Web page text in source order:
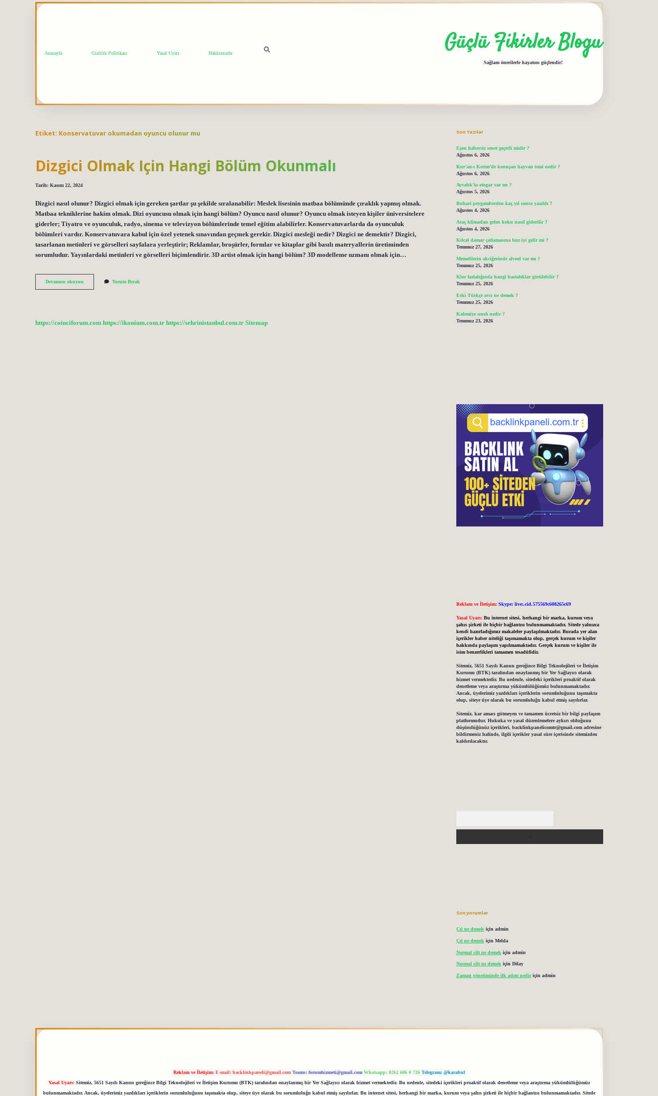
Anasayfa Gizlilik Politikası Yasal Uyarı Hakkımızda Güçlü Fikirler Blogu
Sağlam önerilerle hayatını güçlendir!
Etiket: Konservatuvar okumadan oyuncu olunur mu
Dizgici Olmak Için Hangi Bölüm Okunmalı
Tarih: Kasım 22, 2024
Dizgici nasıl olunur? Dizgici olmak için gereken şartlar şu şekilde sıralanabilir: Meslek lisesinin matbaa bölümünde çıraklık yapmış olmak.
Matbaa tekniklerine hakim olmak. Dizi oyuncusu olmak için hangi bölüm? Oyuncu nasıl olunur? Oyuncu olmak isteyen kişiler üniversitelere
giderler; Tiyatro ve oyunculuk, radyo, sinema ve televizyon bölümlerinde temel eğitim alabilirler. Konservatuvarlarda da oyunculuk
bölümleri vardır. Konservatuvara kabul için özel yetenek sınavından geçmek gerekir. Dizgici mesleği nedir? Dizgici ne demektir? Dizgici,
tasarlanan metinleri ve görselleri sayfalara yerleştirir; Reklamlar, broşürler, formlar ve kitaplar gibi basılı materyallerin üretiminden
sorumludur. Yayınlardaki metinleri ve görselleri biçimlendirir. 3D artist olmak için hangi bölüm? 3D modelleme uzmanı olmak için…
Devamını okuyun
Olmak
Yorum Bırak
https://coinciforum.com https://ikonium.com.tr https://sehrinistanbul.com.tr Sitemap
Son Yazılar
Eşen habersiz senet geçerli midir ?
Ağustos 6, 2026
Kur’an-ı Kerim’de konuşan hayvan ismi nedir ?
Ağustos 6, 2026
Ayvalık’ta otogar var mı ?
Ağustos 5, 2026
Buhari peygamberden kaç yıl sonra yazıldı ?
Ağustos 4, 2026
Araç klimadan gelen koku nasıl giderilir ?
Ağustos 4, 2026
Kılcal damar çatlamasına buz iyi gelir mi ?
Temmuz 27, 2026
Memelilerin akciğerinde alveol var mı ?
Temmuz 25, 2026
Klor fazlalığında hangi hastalıklar görülebilir ?
Temmuz 25, 2026
Eski Türkçe avcı ne demek ?
Temmuz 25, 2026
Kalemiye sınıfı nedir ?
Temmuz 23, 2026
Reklam ve İletişim: Skype: live:.cid.575569c608265c69
Yasal Uyarı: Bu internet sitesi, herhangi bir marka, kurum veya
şahıs şirketi ile hiçbir bağlantısı bulunmamaktadır. Sitede yalnızca
kendi hazırladığımız makaleler paylaşılmaktadır. Burada yer alan
içerikler haber niteliği taşımamakta olup, gerçek kurum ve kişiler
hakkında paylaşım yapılmamaktadır. Gerçek kurum ve kişiler ile
isim benzerlikleri tamamen tesadüfidir.
Sitemiz, 5651 Sayılı Kanun gereğince Bilgi Teknolojileri ve İletişim
Kurumu (BTK) tarafından onaylanmış bir Yer Sağlayıcı olarak
hizmet vermektedir. Bu nedenle, sitedeki içerikleri proaktif olarak
denetleme veya araştırma yükümlülüğümüz bulunmamaktadır.
Ancak, üyelerimiz yazdıkları içeriklerin sorumluluğunu taşımakta
olup, siteye üye olarak bu sorumluluğu kabul etmiş sayılırlar.
Sitemiz, kar amacı gütmeyen ve tamamen ücretsiz bir bilgi paylaşım
platformudur. Hukuka ve yasal düzenlemelere aykırı olduğunu
düşündüğünüz içerikleri, backlinkpanelicomtr@gmail.comadresine
bildirmeniz halinde, ilgili içerikler yasal süre içerisinde sitemizden
kaldırılacaktır.
Son yorumlar
Çıl ne demekiçin admin
Çıl ne demek için Melda
Normal cilt ne demek için admin
Normal cilt ne demek için Dilay
Zaman yönetiminde ilk adım nediriçin admin
Reklam ve İletişim: E-mail: backlinkpaneli@gmail.com Teams: forumhizmeti@gmail.com Whatsapp: 0262 606 0 726 Telegram: @karabul
Yasal Uyarı: Sitemiz, 5651 Sayılı Kanun gereğince Bilgi Teknolojileri ve İletişim Kurumu (BTK) tarafından onaylanmış bir Yer Sağlayıcı olarak hizmet vermektedir. Bu nedenle, sitedeki içerikleri proaktif olarak denetleme veya araştırma yükümlülüğümüz
bulunmamaktadır. Ancak, üyelerimiz yazdıkları içeriklerin sorumluluğunu taşımakta olup, siteye üye olarak bu sorumluluğu kabul etmiş sayılırlar. Bu internet sitesi, herhangi bir marka, kurum veya şahıs şirketi ile hiçbir bağlantısı bulunmamaktadır. Sitede